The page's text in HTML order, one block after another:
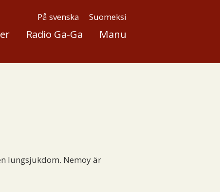
På svenska Suomeksi
Radio Ga-Ga Manu
lungsjukdom. Nemoy är